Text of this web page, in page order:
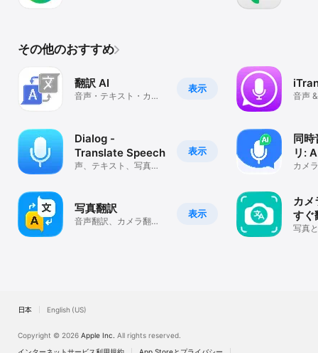
その他のおすすめ
表示
翻訳 AI
音声・テキスト・カメ
表示
Dialog -
Translate Speech
声、テキスト、写真翻
表示
写真翻訳
音声翻訳、カメラ翻
音声
同時
リ:
カメ
カメ
すぐ
写真
日本 English (US)
Copyright © 2026 Apple Inc. All rights reserved.